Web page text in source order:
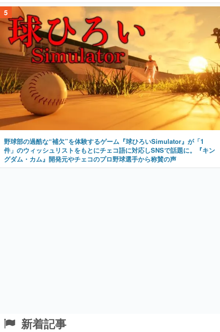
5
野球部の過酷な“補欠”を体験するゲーム『球ひろいSimulator』が「1
件」のウィッシュリストをもとにチェコ語に対応しSNSで話題に。『キン
グダム・カム』開発元やチェコのプロ野球選手から称賛の声
新着記事